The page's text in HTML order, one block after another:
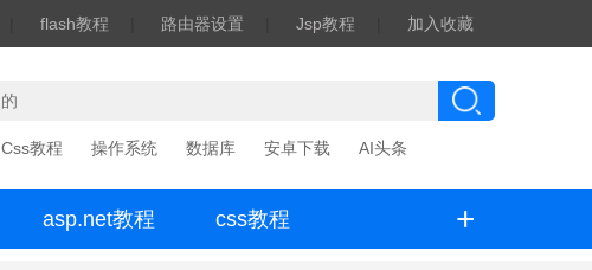
flash教程 路由器设置 Jsp教程 加入收藏
Css教程 操作系统 数据库 安卓下载 AI头条
asp.net教程 css教程 +